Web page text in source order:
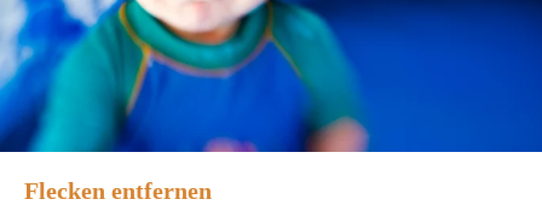
Flecken entfernen